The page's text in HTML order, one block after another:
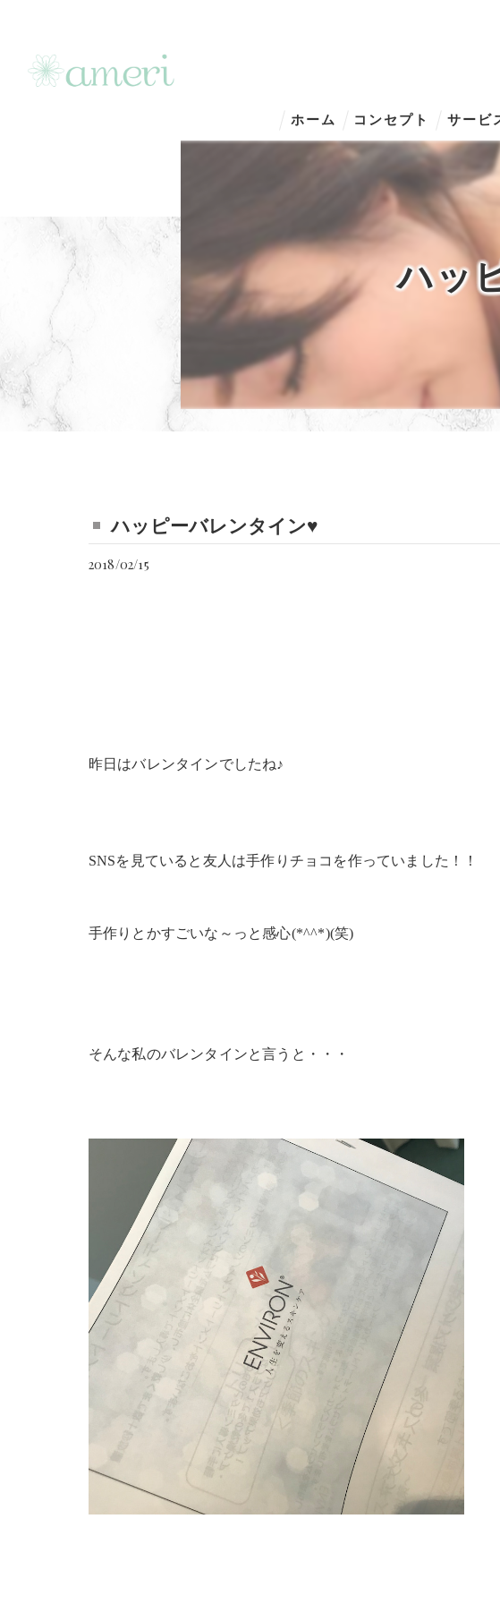
ホーム コンセプト サービ
ハッ
ハッピーバレンタイン♥
2018/02/15
昨日はバレンタインでしたね♪
SNSを見ていると友人は手作りチョコを作っていました！！
手作りとかすごいな～っと感心(*^^*)(笑)
そんな私のバレンタインと言うと・・・